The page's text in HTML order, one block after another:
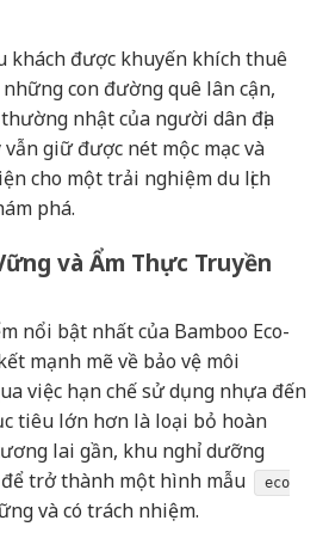
khách được khuyến khích thuê
con đường quê lân cận,
nhật của người dân địa
giữ được nét mộc mạc và
cho một trải nghiệm du lịch
phá.
và Ẩm Thực Truyền
nổi bật nhất của Bamboo Eco-
mạnh mẽ về bảo vệ môi
việc hạn chế sử dụng nhựa đến
tiêu lớn hơn là loại bỏ hoàn
lai gần, khu nghỉ dưỡng
trở thành một hình mẫu
eco
và có trách nhiệm.